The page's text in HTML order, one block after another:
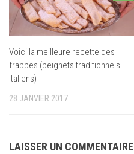
Voici la meilleure recette des
frappes (beignets traditionnels
italiens)
28 JANVIER 2017
LAISSER UN COMMENTAIRE